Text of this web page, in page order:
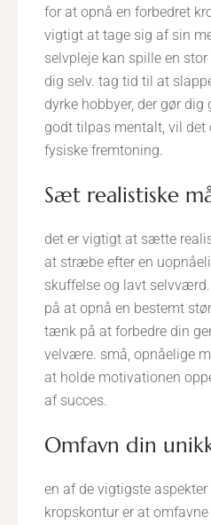
for at opnå en forbedret
vigtigt at tage sig af sin
selvpleje kan spille en
dig selv. tag tid til at
dyrke hobbyer, der gør
godt tilpas mentalt, vil det
fysiske fremtoning.
sæt realistiske
det er vigtigt at sætte
at stræbe efter en
skuffelse og lavt
på at opnå en bestemt
tænk på at forbedre din
velvære. små, opnåelige
at holde motivationen
af succes.
omfavn din
en af de vigtigste
kropskontur er at